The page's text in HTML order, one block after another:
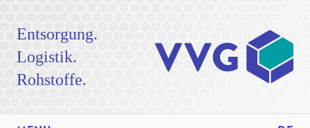
Entsorgung.
Logistik.
Rohstoffe.